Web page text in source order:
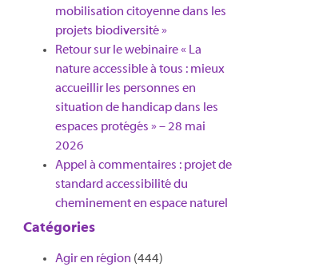
mobilisation citoyenne dans les
projets biodiversité »
Retour sur le webinaire « La
nature accessible à tous : mieux
accueillir les personnes en
situation de handicap dans les
espaces protégés » – 28 mai
2026
Appel à commentaires : projet de
standard accessibilité du
cheminement en espace naturel
Catégories
Agir en région (444)